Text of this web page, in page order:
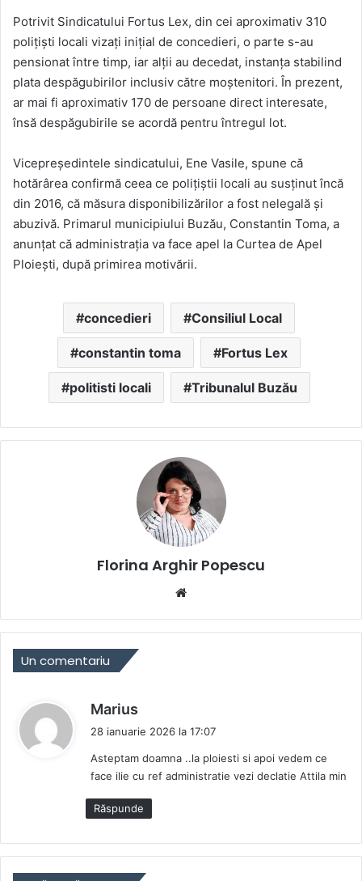
Potrivit Sindicatului Fortus Lex, din cei aproximativ 310
polițiști locali vizați inițial de concedieri, o parte s-au
pensionat între timp, iar alții au decedat, instanța stabilind
plata despăgubirilor inclusiv către moștenitori. În prezent,
ar mai fi aproximativ 170 de persoane direct interesate,
însă despăgubirile se acordă pentru întregul lot.
Vicepreședintele sindicatului, Ene Vasile, spune că
hotărârea confirmă ceea ce polițiștii locali au susținut încă
din 2016, că măsura disponibilizărilor a fost nelegală și
abuzivă. Primarul municipiului Buzău, Constantin Toma, a
anunțat că administrația va face apel la Curtea de Apel
Ploiești, după primirea motivării.
concedieri Consiliul Local
constantin toma Fortus Lex
politisti locali Tribunalul Buzău
Florina Arghir Popescu
Un comentariu
Marius
p
n
e
:
28 ianuarie 2026 la 17:07
Asteptam doamna ..la ploiesti si apoi vedem ce
face ilie cu ref administratie vezi declatie Attila min
Răspunde